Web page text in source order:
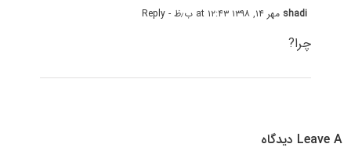
shadi مهر ۱۴, ۱۳۹۸ at ۱۲:۴۳ ب٫ظ - Reply
چرا?
Leave A دیدگاه